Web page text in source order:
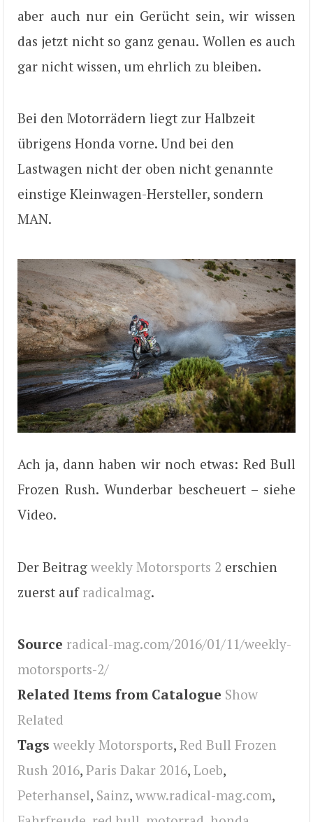
aber auch nur ein Gerücht sein, wir wissen
das jetzt nicht so ganz genau. Wollen es auch
gar nicht wissen, um ehrlich zu bleiben.
Bei den Motorrädern liegt zur Halbzeit
übrigens Honda vorne. Und bei den
Lastwagen nicht der oben nicht genannte
einstige Kleinwagen-Hersteller, sondern
MAN.
Ach ja, dann haben wir noch etwas: Red Bull
Frozen Rush. Wunderbar bescheuert – siehe
Video.
Der Beitrag weekly Motorsports 2 erschien
zuerst auf radicalmag.
Source radical-mag.com/2016/01/11/weekly-
motorsports-2/
Related Items from Catalogue Show
Related
Tags weekly Motorsports, Red Bull Frozen
Rush 2016, Paris Dakar 2016, Loeb,
Peterhansel, Sainz, www.radical-mag.com,